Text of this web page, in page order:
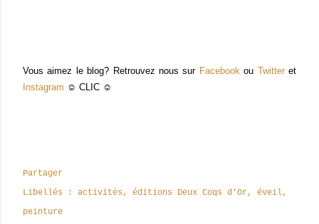
Vous aimez le blog? Retrouvez nous sur Facebook ou Twitteret
Instagram ☺ CLIC ☺
Partager
Libellés :
activités éditions Deux Coqs d’Or
éveil
peinture